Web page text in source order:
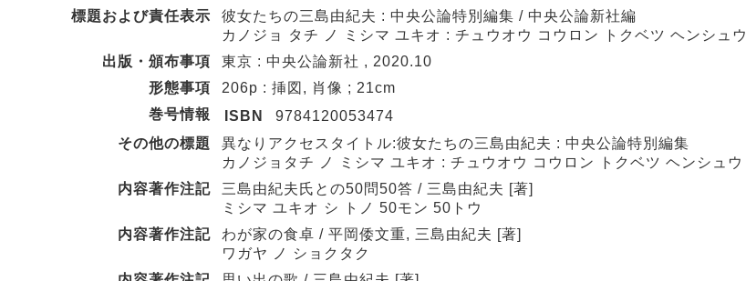
標題および責任表示
彼女たちの三島由紀夫 : 中央公論特別編集 / 中央公論新社編
カノジョ タチ ノ ミシマ ユキオ : チュウオウ コウロン トクベツ ヘンシュウ
出版・頒布事項
東京 : 中央公論新社 , 2020.10
形態事項
206p : 挿図, 肖像 ; 21cm
巻号情報
ISBN
9784120053474
その他の標題
異なりアクセスタイトル:彼女たちの三島由紀夫 : 中央公論特別編集
カノジョタチ ノ ミシマ ユキオ : チュウオウ コウロン トクベツ ヘンシュウ
内容著作注記
三島由紀夫氏との50問50答 / 三島由紀夫 [著]
ミシマ ユキオ シ トノ 50モン 50トウ
内容著作注記
わが家の食卓 / 平岡倭文重, 三島由紀夫 [著]
ワガヤ ノ ショクタク